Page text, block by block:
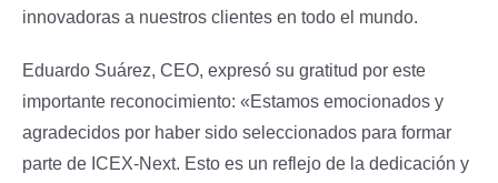
innovadoras a nuestros clientes en todo el mundo.
Eduardo Suárez, CEO, expresó su gratitud por este
importante reconocimiento: «Estamos emocionados y
agradecidos por haber sido seleccionados para formar
parte de ICEX-Next. Esto es un reflejo de la dedicación y